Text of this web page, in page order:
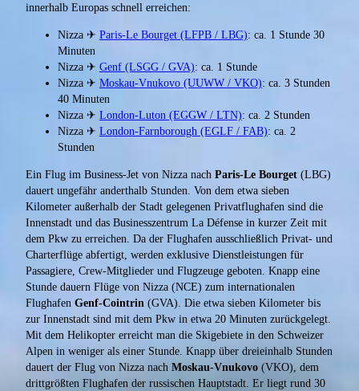
innerhalb Europas schnell erreichen:
Nizza ✈ Paris-Le Bourget (LFPB / LBG): ca. 1 Stunde 30
Minuten
Nizza ✈ Genf (LSGG / GVA): ca. 1 Stunde
Nizza ✈ Moskau-Vnukovo (UUWW / VKO): ca. 3 Stunden
40 Minuten
Nizza ✈ London-Luton (EGGW / LTN): ca. 2 Stunden
Nizza ✈ London-Farnborough (EGLF / FAB): ca. 2
Stunden
Ein Flug im Business-Jet von Nizza nach Paris-Le Bourget (LBG)
dauert ungefähr anderthalb Stunden. Von dem etwa sieben
Kilometer außerhalb der Stadt gelegenen Privatflughafen sind die
Innenstadt und das Businesszentrum La Défense in kurzer Zeit mit
dem Pkw zu erreichen. Da der Flughafen ausschließlich Privat- und
Charterflüge abfertigt, werden exklusive Dienstleistungen für
Passagiere, Crew-Mitglieder und Flugzeuge geboten. Knapp eine
Stunde dauern Flüge von Nizza (NCE) zum internationalen
Flughafen Genf-Cointrin (GVA). Die etwa sieben Kilometer bis
zur Innenstadt sind mit dem Pkw in etwa 20 Minuten zurückgelegt.
Mit dem Helikopter erreicht man die Skigebiete in den Schweizer
Alpen in weniger als einer Stunde. Knapp über dreieinhalb Stunden
dauert der Flug von Nizza nach Moskau-Vnukovo (VKO), dem
drittgrößten Flughafen der russischen Hauptstadt. Er liegt rund 30